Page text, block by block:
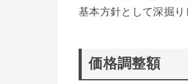
基本方針として深掘り
価格調整額